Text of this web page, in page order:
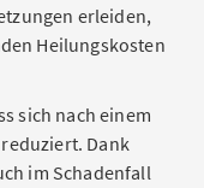
erleiden,
Heilungskosten
sich nach einem
Dank
im Schadenfall